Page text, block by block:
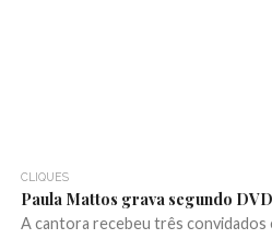
CLIQUES
Paula Mattos grava segundo
A cantora recebeu três convidados